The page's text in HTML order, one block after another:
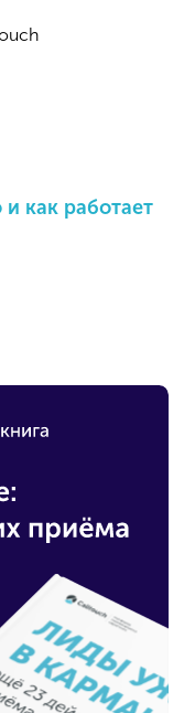
как работает